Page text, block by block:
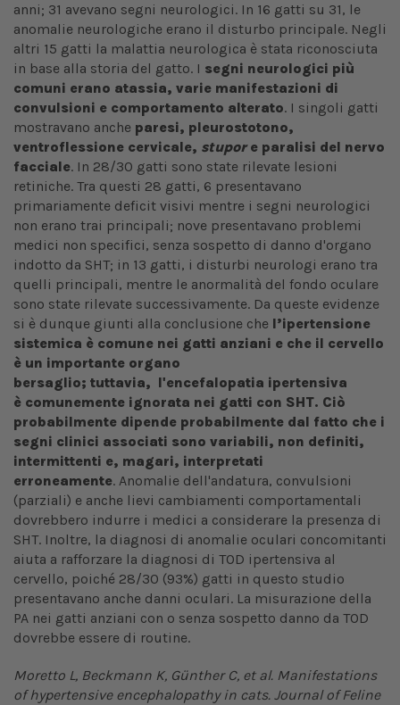
anni; 31 avevano segni neurologici. In 16 gatti su 31, le
anomalie neurologiche erano il disturbo principale. Negli
altri 15 gatti la malattia neurologica è stata riconosciuta
in base alla storia del gatto. I segni neurologici più
comuni erano atassia, varie manifestazioni di
convulsioni e comportamento alterato. I singoli gatti
mostravano anche paresi, pleurostotono,
ventroflessione cervicale, stupore paralisi del nervo
facciale. In 28/30 gatti sono state rilevate lesioni
retiniche. Tra questi 28 gatti, 6 presentavano
primariamente deficit visivi mentre i segni neurologici
non erano trai principali; nove presentavano problemi
medici non specifici, senza sospetto di danno d'organo
indotto da SHT; in 13 gatti, i disturbi neurologi erano tra
quelli principali, mentre le anormalità del fondo oculare
sono state rilevate successivamente. Da queste evidenze
si è dunque giunti alla conclusione che l’ipertensione
sistemica è comune nei gatti anziani e che il cervello
è un importante organo
bersaglio; tuttavia, l'encefalopatia ipertensiva
è comunemente ignorata nei gatti con SHT. Ciò
probabilmente dipende probabilmente dal fatto che i
segni clinici associati sono variabili, non definiti,
intermittenti e, magari, interpretati
erroneamente. Anomalie dell'andatura, convulsioni
(parziali) e anche lievi cambiamenti comportamentali
dovrebbero indurre i medici a considerare la presenza di
SHT. Inoltre, la diagnosi di anomalie oculari concomitanti
aiuta a rafforzare la diagnosi di TOD ipertensiva al
cervello, poiché 28/30 (93%) gatti in questo studio
presentavano anche danni oculari. La misurazione della
PA nei gatti anziani con o senza sospetto danno da TOD
dovrebbe essere di routine.
Moretto L, Beckmann K, Günther C, et al. Manifestations
of hypertensive encephalopathy in cats. Journal of Feline